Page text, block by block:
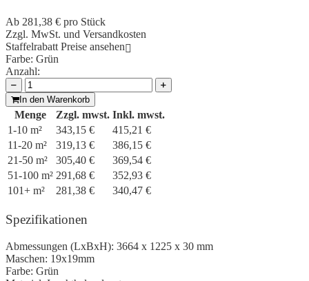
Ab 281,38 € pro Stück
Zzgl. MwSt. und Versandkosten
Staffelrabatt Preise ansehen
Farbe: Grün
Anzahl:
In den Warenkorb
Menge Zzgl. mwst. Inkl. mwst.
1-10 m²
343,15 €
415,21 €
11-20 m²
319,13 €
386,15 €
21-50 m²
305,40 €
369,54 €
51-100 m² 291,68 €
352,93 €
101+ m²
281,38 € 340,47 €
Spezifikationen
Abmessungen (LxBxH): 3664 x 1225 x 30 mm
Maschen: 19x19mm
Farbe: Grün